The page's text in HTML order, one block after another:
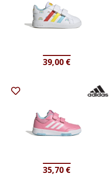
39,00 €
35,70 €